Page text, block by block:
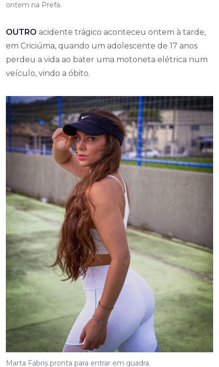
ontem na Prefa.
OUTRO acidente trágico aconteceu ontem à tarde,
em Criciúma, quando um adolescente de 17 anos
perdeu a vida ao bater uma motoneta elétrica num
veículo, vindo a óbito.
Marta Fabris pronta para entrar em quadra.